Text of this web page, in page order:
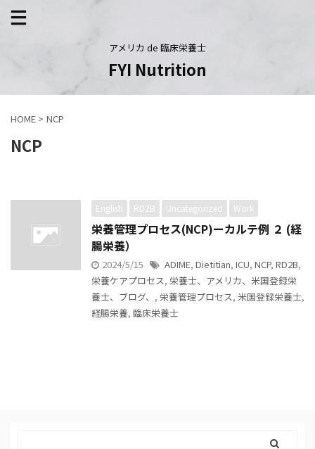
アメリカ de 臨床栄養士
FYI Nutrition
HOME > NCP
NCP
English RD2B Uncategorized Work
栄養管理プロセス(NCP)ーカルテ例 ２ (経
腸栄養）
2024/5/15 ADIME, Dietitian, ICU, NCP, RD2B,
栄養ケアプロセス, 栄養士、アメリカ、米国登録栄
養士、ブログ、 , 栄養管理プロセス, 米国登録栄養士,
経腸栄養, 臨床栄養士